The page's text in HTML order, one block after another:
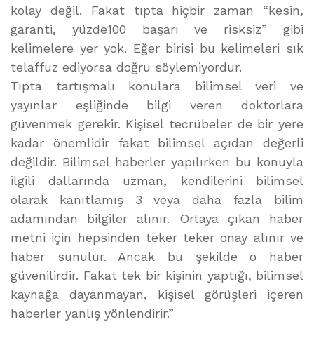
kolay değil. Fakat tıpta hiçbir zaman “kesin,
garanti, yüzde100 başarı ve risksiz” gibi
kelimelere yer yok. Eğer birisi bu kelimeleri sık
telaffuz ediyorsa doğru söylemiyordur.
Tıpta tartışmalı konulara bilimsel veri ve
yayınlar eşliğinde bilgi veren doktorlara
güvenmek gerekir. Kişisel tecrübeler de bir yere
kadar önemlidir fakat bilimsel açıdan değerli
değildir. Bilimsel haberler yapılırken bu konuyla
ilgili dallarında uzman, kendilerini bilimsel
olarak kanıtlamış 3 veya daha fazla bilim
adamından bilgiler alınır. Ortaya çıkan haber
metni için hepsinden teker teker onay alınır ve
haber sunulur. Ancak bu şekilde o haber
güvenilirdir. Fakat tek bir kişinin yaptığı, bilimsel
kaynağa dayanmayan, kişisel görüşleri içeren
haberler yanlış yönlendirir.”